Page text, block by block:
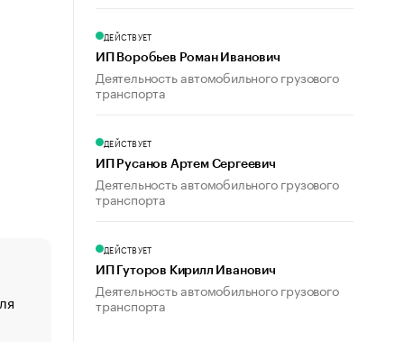
«От спорта тело стареет иначе». Как живет глава
создавшей GTA
ДЕЙСТВУЕТ
ИП Воробьев Роман Иванович
Деятельность автомобильного грузового
транспорта
ДЕЙСТВУЕТ
ИП Русанов Артем Сергеевич
Деятельность автомобильного грузового
транспорта
ДЕЙСТВУЕТ
ИП Гуторов Кирилл Иванович
Деятельность автомобильного грузового
транспорта